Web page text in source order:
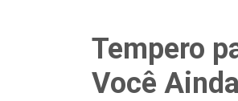
Tempero
Você